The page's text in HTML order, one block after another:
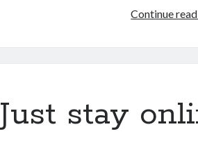
Continue
Just stay